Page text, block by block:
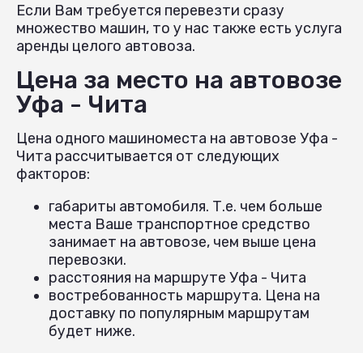
Если Вам требуется перевезти сразу
множество машин, то у нас также есть услуга
аренды целого автовоза.
Цена за место на автовозе
Уфа - Чита
Цена одного машиноместа на автовозе Уфа -
Чита рассчитывается от следующих
факторов:
габариты автомобиля. Т.е. чем больше
места Ваше транспортное средство
занимает на автовозе, чем выше цена
перевозки.
расстояния на маршруте Уфа - Чита
востребованность маршрута. Цена на
доставку по популярным маршрутам
будет ниже.